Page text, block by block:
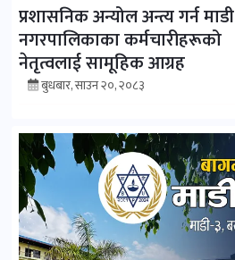
प्रशासनिक अन्योल अन्त्य गर्न माडी
नगरपालिकाका कर्मचारीहरूको
नेतृत्वलाई सामूहिक आग्रह
बुधबार, साउन २०, २०८३